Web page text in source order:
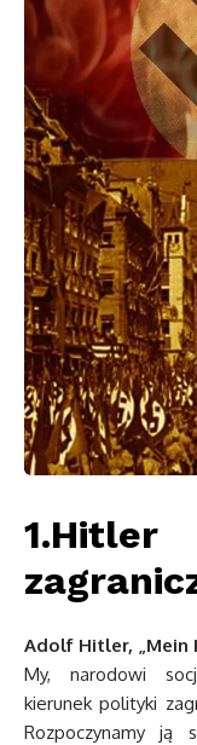
Adolf Hitler, „Mein
My, narodowi
kierunek polityki
Rozpoczynamy ją